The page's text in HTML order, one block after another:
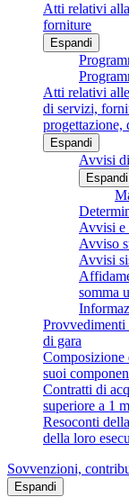
Atti relativi
forniture
Espandi
Atti relativi
di servizi,
progettazione,
Espandi
Avvisi
Espandi
Avvisi e
Avviso
Avvisi
somma
Provvedimenti
di gara
Composizione
suoi
Contratti di
superiore a 1
Resoconti
della loro
Sovvenzioni,
Espandi